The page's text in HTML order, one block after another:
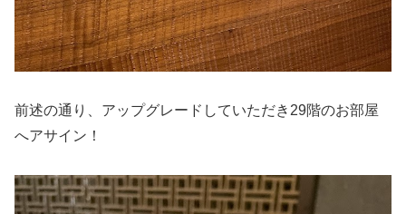
前述の通り、アップグレードしていただき29階のお部屋
へアサイン！